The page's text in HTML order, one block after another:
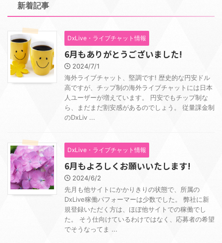
新着記事
DxLive・ライブチャット情報
6月もありがとうございました!
2024/7/1
海外ライブチャット、堅調です! 歴史的な円安ドル
高ですが、チップ制の海外ライブチャットには日本
人ユーザーが増えています。 円安でもチップ制な
ら、まだまだ割安感があるのでしょう。 従量課金制
のDxLiv ...
DxLive・ライブチャット情報
6月もよろしくお願いいたします!
2024/6/2
先月も他サイトにかかりきりの状態で、所属の
DxLive稼働パフォーマーは少数でした。 弊社に新
規登録いただく方は、ほぼ他サイトでの稼働でし
た。 そう仕向けているわけではなく、応募者の希望
でそうなってま ...